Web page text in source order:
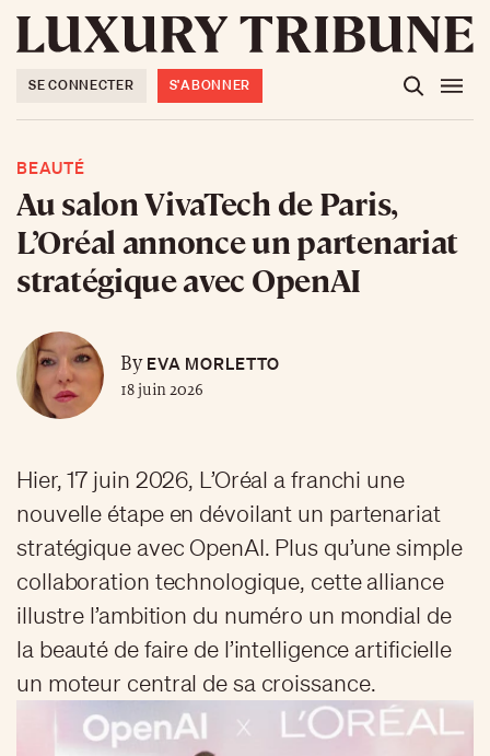
SE CONNECTER S'ABONNER
BEAUTÉ
Au salon VivaTech de Paris,
L’Oréal annonce un partenariat
stratégique avec OpenAI
ByEVA MORLETTO
18 juin 2026
Hier, 17 juin 2026, L’Oréal a franchi une
nouvelle étape en dévoilant un partenariat
stratégique avec OpenAI. Plus qu’une simple
collaboration technologique, cette alliance
illustre l’ambition du numéro un mondial de
la beauté de faire de l’intelligence artificielle
un moteur central de sa croissance.